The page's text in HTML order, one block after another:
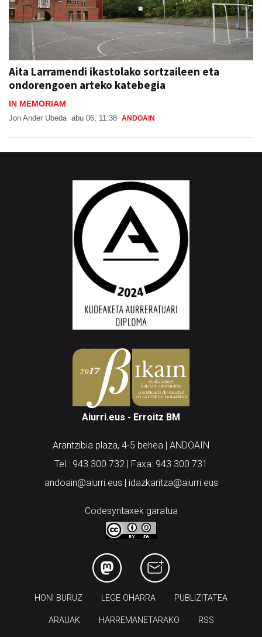
Aita Larramendi ikastolako sortzaileen eta
ondorengoen arteko katebegia
IN MEMORIAM
Jon Ander Ubeda abu 06, 11:38 ANDOAIN
Aiurri.eus - Erroitz BM
Arantzibia plaza, 4-5 behea | ANDOAIN
Tel.: 943 300 732 | Faxa: 943 300 731
andoain@aiurri.eus | idazkaritza@aiurri.eus
Codesyntaxek garatua
HONI BURUZ LEGE OHARRA PUBLIZITATEA
ARAUAK HARREMANETARAKO RSS